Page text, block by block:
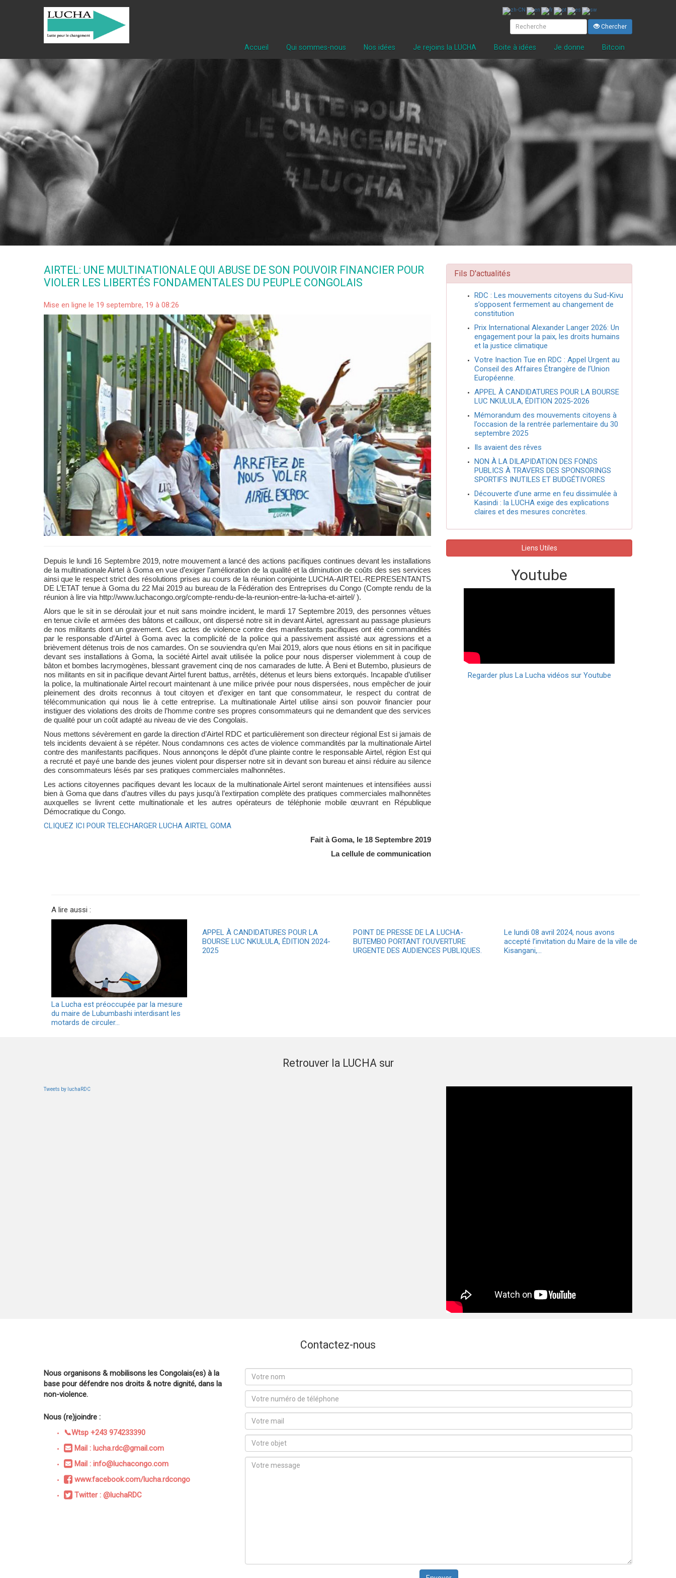
Chercher
Accueil Qui sommes-nous Nos idées Je rejoins la LUCHA Boite à idées Je donne Bitcoin
AIRTEL: UNE MULTINATIONALE QUI ABUSE DE SON POUVOIR FINANCIER POUR
VIOLER LES LIBERTÉS FONDAMENTALES DU PEUPLE CONGOLAIS
Mise en ligne le 19 septembre, 19 à 08:26
Depuis le lundi 16 Septembre 2019, notre mouvement a lancé des actions pacifiques continues devant les installations
de la multinationale Airtel à Goma en vue d’exiger l’amélioration de la qualité et la diminution de coûts des ses services
ainsi que le respect strict des résolutions prises au cours de la réunion conjointe LUCHA-AIRTEL-REPRESENTANTS
DE L’ETAT tenue à Goma du 22 Mai 2019 au bureau de la Fédération des Entreprises du Congo (Compte rendu de la
réunion à lire via http://www.luchacongo.org/compte-rendu-de-la-reunion-entre-la-lucha-et-airtel/ ).
Alors que le sit in se déroulait jour et nuit sans moindre incident, le mardi 17 Septembre 2019, des personnes vêtues
en tenue civile et armées des bâtons et cailloux, ont dispersé notre sit in devant Airtel, agressant au passage plusieurs
de nos militants dont un gravement. Ces actes de violence contre des manifestants pacifiques ont été commandités
par le responsable d’Airtel à Goma avec la complicité de la police qui a passivement assisté aux agressions et a
brièvement détenus trois de nos camardes. On se souviendra qu’en Mai 2019, alors que nous étions en sit in pacifique
devant ses installations à Goma, la société Airtel avait utilisée la police pour nous disperser violemment à coup de
bâton et bombes lacrymogènes, blessant gravement cinq de nos camarades de lutte. À Beni et Butembo, plusieurs de
nos militants en sit in pacifique devant Airtel furent battus, arrêtés, détenus et leurs biens extorqués. Incapable d’utiliser
la police, la multinationale Airtel recourt maintenant à une milice privée pour nous dispersées, nous empêcher de jouir
pleinement des droits reconnus à tout citoyen et d’exiger en tant que consommateur, le respect du contrat de
télécommunication qui nous lie à cette entreprise. La multinationale Airtel utilise ainsi son pouvoir financier pour
instiguer des violations des droits de l’homme contre ses propres consommateurs qui ne demandent que des services
de qualité pour un coût adapté au niveau de vie des Congolais.
Nous mettons sévèrement en garde la direction d’Airtel RDC et particulièrement son directeur régional Est si jamais de
tels incidents devaient à se répéter. Nous condamnons ces actes de violence commandités par la multinationale Airtel
contre des manifestants pacifiques. Nous annonçons le dépôt d’une plainte contre le responsable Airtel, région Est qui
a recruté et payé une bande des jeunes violent pour disperser notre sit in devant son bureau et ainsi réduire au silence
des consommateurs lésés par ses pratiques commerciales malhonnêtes.
Les actions citoyennes pacifiques devant les locaux de la multinationale Airtel seront maintenues et intensifiées aussi
bien à Goma que dans d’autres villes du pays jusqu’à l’extirpation complète des pratiques commerciales malhonnêtes
auxquelles se livrent cette multinationale et les autres opérateurs de téléphonie mobile œuvrant en République
Démocratique du Congo.
CLIQUEZ ICI POUR TELECHARGER LUCHA AIRTEL GOMA
Fait à Goma, le 18 Septembre 2019
La cellule de communication
Fils D'actualités
RDC : Les mouvements citoyens du Sud-Kivu
s’opposent fermement au changement de
constitution
Prix International Alexander Langer 2026: Un
engagement pour la paix, les droits humains
et la justice climatique
Votre Inaction Tue en RDC : Appel Urgent au
Conseil des Affaires Étrangère de l’Union
Européenne.
APPEL À CANDIDATURES POUR LA BOURSE
LUC NKULULA, ÉDITION 2025-2026
Mémorandum des mouvements citoyens à
l’occasion de la rentrée parlementaire du 30
septembre 2025
Ils avaient des rêves
NON À LA DILAPIDATION DES FONDS
PUBLICS À TRAVERS DES SPONSORINGS
SPORTIFS INUTILES ET BUDGÉTIVORES
Découverte d’une arme en feu dissimulée à
Kasindi : la LUCHA exige des explications
claires et des mesures concrètes.
Liens Utiles
Youtube
Regarder plus La Lucha vidéos sur Youtube
A lire aussi :
La Lucha est préoccupée par la mesure
du maire de Lubumbashi interdisant les
motards de circuler…
APPEL À CANDIDATURES POUR LA
BOURSE LUC NKULULA, ÉDITION 2024-
2025
POINT DE PRESSE DE LA LUCHA-
BUTEMBO PORTANT l’OUVERTURE
URGENTE DES AUDIENCES PUBLIQUES.
Le lundi 08 avril 2024, nous avons
accepté l’invitation du Maire de la ville de
Kisangani,…
Retrouver la LUCHA sur
Tweets by luchaRDC
Contactez-nous
Nous organisons & mobilisons les Congolais(es) à la
base pour défendre nos droits & notre dignité, dans la
non-violence.
Nous (re)joindre :
📞Wtsp +243 974233390
Mail : lucha.rdc@gmail.com
Mail : info@luchacongo.com
www.facebook.com/lucha.rdcongo
Twitter : @luchaRDC